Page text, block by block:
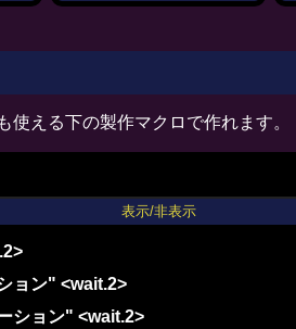
使える下の製作マクロで作れます。
表示/非表示
ョン" <wait.2>
ション" <wait.2>